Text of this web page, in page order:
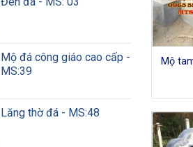
Mộ đá công giáo cao cấp -
MS:39
Lăng thờ đá - MS:48
Mộ